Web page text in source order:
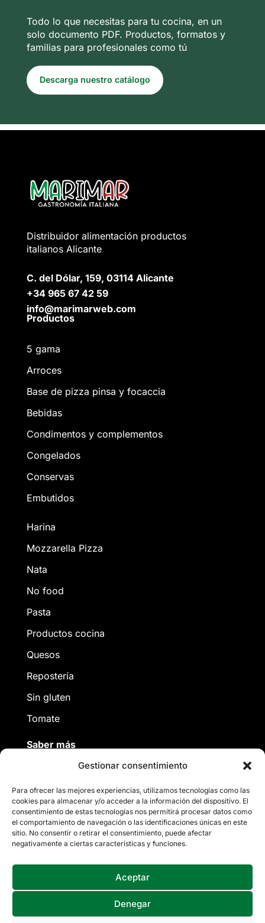
Gestionar consentimiento
Para ofrecer las mejores experiencias, utilizamos tecnologías como las
cookies para almacenar y/o acceder a la información del dispositivo. El
consentimiento de estas tecnologías nos permitirá procesar datos como
el comportamiento de navegación o las identificaciones únicas en este
sitio. No consentir o retirar el consentimiento, puede afectar
negativamente a ciertas características y funciones.
Aceptar
Denegar
Todo lo que necesitas para tu cocina, en un
solo documento PDF. Productos, formatos y
familias para profesionales como tú
Descarga nuestro catálogo
Distribuidor alimentación productos
italianos Alicante
C. del Dólar, 159, 03114 Alicante
+34 965 67 42 59
info@marimarweb.com
Productos
5 gama
Arroces
Base de pizza pinsa y focaccia
Bebidas
Condimentos y complementos
Congelados
Conservas
Embutidos
Harina
Mozzarella Pizza
Nata
No food
Pasta
Productos cocina
Quesos
Repostería
Sin gluten
Tomate
Saber más
Nosotros
Contacto
  
© 2026 Marimar Gastronomía |
Política de Privacidad|Política de cookies